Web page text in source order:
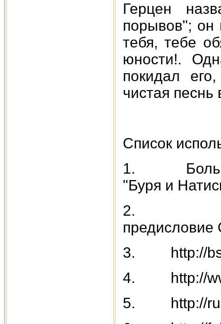
Герцен
порывов";
тебя, тебе
юности!.
покидал
чистая песнь
Список
1. Большая
"Буря и
2.
предисловие
3. http://
4. http://
5. http://